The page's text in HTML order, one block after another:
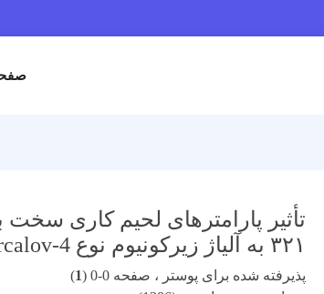
تأثیر پارامترهای لحیم کاری
۳۲۱ به آلیاژ زیرکونیوم نوع 4-Zircalov
پذیرفته شده برای پوستر ، صفحه 0-0 ( 1
)